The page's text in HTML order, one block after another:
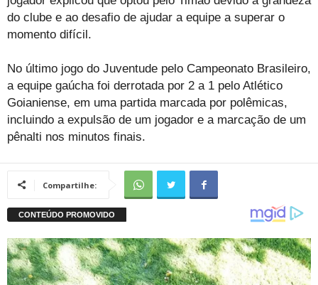
do clube e ao desafio de ajudar a equipe a superar o
momento difícil.
No último jogo do Juventude pelo Campeonato Brasileiro,
a equipe gaúcha foi derrotada por 2 a 1 pelo Atlético
Goianiense, em uma partida marcada por polêmicas,
incluindo a expulsão de um jogador e a marcação de um
pênalti nos minutos finais.
Compartilhe: